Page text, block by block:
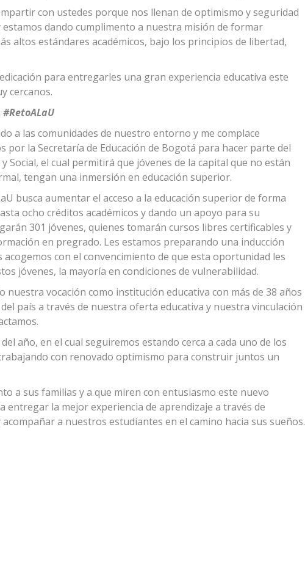
con ustedes porque nos llenan de optimismo y seguridad
dando cumplimento a nuestra misión de formar
altos estándares académicos, bajo los principios de libertad,
para entregarles una gran experiencia educativa este
cercanos.
a las comunidades de nuestro entorno y me complace
por la Secretaría de Educación de Bogotá para hacer parte del
Social, el cual permitirá que jóvenes de la capital que no están
tengan una inmersión en educación superior.
busca aumentar el acceso a la educación superior de forma
ocho créditos académicos y dando un apoyo para su
301 jóvenes, quienes tomarán cursos libres certificables y
en pregrado. Les estamos preparando una inducción
con el convencimiento de que esta oportunidad les
jóvenes, la mayoría en condiciones de vulnerabilidad.
vocación como institución educativa con más de 38 años
país a través de nuestra oferta educativa y nuestra vinculación
año, en el cual seguiremos estando cerca a cada uno de los
con renovado optimismo para construir juntos un
a sus familias y a que miren con entusiasmo este nuevo
entregar la mejor experiencia de aprendizaje a través de
a nuestros estudiantes en el camino hacia sus sueños.